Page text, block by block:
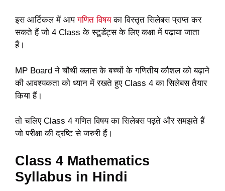
इस आर्टिकल में आपगणित विषयका विस्तृत सिलेबस प्राप्त कर
सकते हैं जो 4 Class के स्टूडेंट्स के लिए कक्षा में पढ़ाया जाता
हैं।
MP Board ने चौथी क्लास के बच्चों के गणितीय कौशल को बढ़ाने
की आवश्यकता को ध्यान में रखते हुए Class 4 का सिलेबस तैयार
किया हैं।
तो चलिए Class 4 गणित विषय का सिलेबस पढ़ते और समझते हैं
जो परीक्षा की द्रष्टि से जरुरी हैं।
Class 4 Mathematics
Syllabus in Hindi